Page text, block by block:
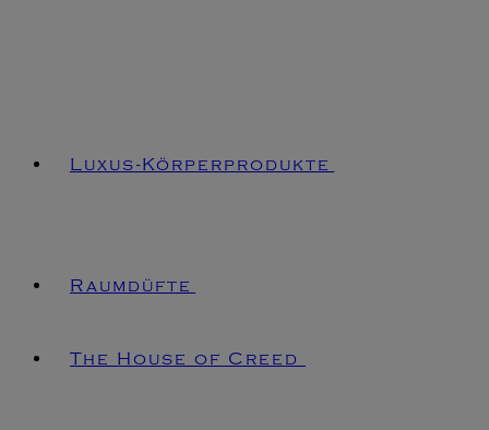
Luxus-Körperprodukte
Raumdüfte
The House of Creed